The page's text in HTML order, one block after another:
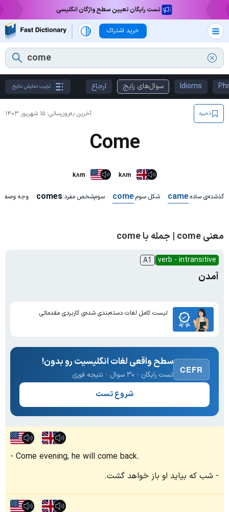
تست رایگان تعیین سطح واژگان انگلیسی
خرید اشتراک
Idioms سوال‌های رایج ارجاع ترتیب نمایش نتایج
آخرین به‌روزرسانی: ۱۵ شهریور ۱۴۰۳ ذخیره
Come
kʌm kʌm
گذشته‌ی ساده:came شکل سوم:come سوم‌شخص مفرد:comes وجه
معنی come | جمله با come
verb - intransitive
A1
آمدن
لیست کامل لغات دسته‌بندی شده‌ی کاربردی مقدماتی
CEFR
سطح واقعی لغات انگلیسیت رو بدون!
تست رایگان · ۳۰ سوال · نتیجه فوری
شروع تست
Come evening, he will come back.
شب که بیاید او باز خواهد گشت.